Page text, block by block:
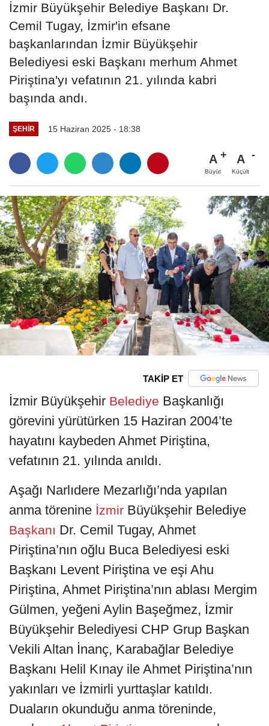
İzmir Büyükşehir Belediye Başkanı Dr.
Cemil Tugay, İzmir'in efsane
başkanlarından İzmir Büyükşehir
Belediyesi eski Başkanı merhum Ahmet
Piriştina'yı vefatının 21. yılında kabri
başında andı.
ŞEHIR 15 Haziran 2025 - 18:38
A
Büyüt
A
Küçült
TAKİP ET
İzmir Büyükşehir Belediye Başkanlığı
görevini yürütürken 15 Haziran 2004’te
hayatını kaybeden Ahmet Piriştina,
vefatının 21. yılında anıldı.
Aşağı Narlıdere Mezarlığı’nda yapılan
anma törenine İzmir Büyükşehir Belediye
Başkanı Dr. Cemil Tugay, Ahmet
Piriştina’nın oğlu Buca Belediyesi eski
Başkanı Levent Piriştina ve eşi Ahu
Piriştina, Ahmet Piriştina’nın ablası Mergim
Gülmen, yeğeni Aylin Başeğmez, İzmir
Büyükşehir Belediyesi CHP Grup Başkan
Vekili Altan İnanç, Karabağlar Belediye
Başkanı Helil Kınay ile Ahmet Piriştina’nın
yakınları ve İzmirli yurttaşlar katıldı.
Duaların okunduğu anma töreninde,